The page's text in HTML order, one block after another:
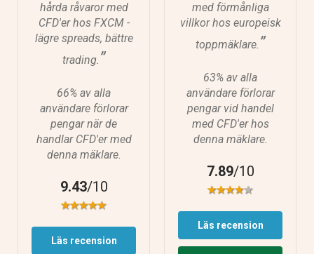
hårda råvaror med
CFD'er hos FXCM -
lägre spreads, bättre
trading. ”
66% av alla
användare förlorar
pengar när de
handlar CFD'er med
denna mäklare.
9.43/10
Läs recension
med förmånliga
villkor hos europeisk
toppmäklare. ”
63% av alla
användare förlorar
pengar vid handel
med CFD'er hos
denna mäklare.
7.89/10
Läs recension